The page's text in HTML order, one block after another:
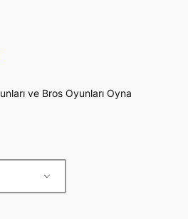
ve Bros Oyunları Oyna